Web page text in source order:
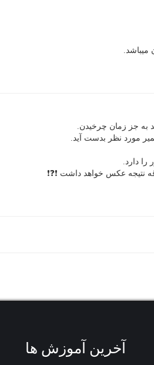
میباشد.
به جز زمان چرخیدن.
عکس خواهد داشت ❗❓❗
آخرین آموزش ها